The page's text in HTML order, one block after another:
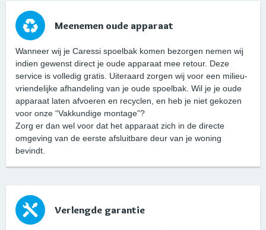
Meenemen oude apparaat
Wanneer wij je Caressi spoelbak komen bezorgen nemen wij
indien gewenst direct je oude apparaat mee retour. Deze
service is volledig gratis. Uiteraard zorgen wij voor een milieu-
vriendelijke afhandeling van je oude spoelbak. Wil je je oude
apparaat laten afvoeren en recyclen, en heb je niet gekozen
voor onze “Vakkundige montage”?
Zorg er dan wel voor dat het apparaat zich in de directe
omgeving van de eerste afsluitbare deur van je woning
bevindt.
Verlengde garantie